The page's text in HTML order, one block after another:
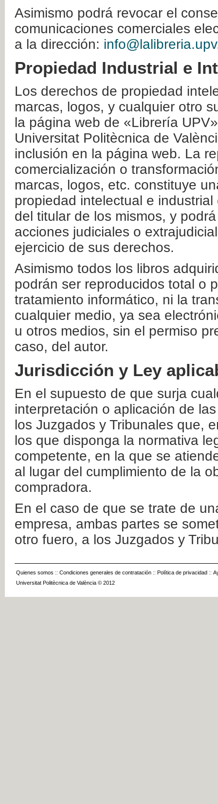
Asimismo podrá revocar el
comunicaciones comerciales
a la dirección:
Propiedad Industrial e
Los derechos de propiedad
marcas, logos, y cualquier otro
la página web de «Librería
Universitat Politècnica de
inclusión en la página web. La
comercialización o
marcas, logos, etc. constituye
propiedad intelectual e
del titular de los mismos, y
acciones judiciales o
ejercicio de sus derechos.
Asimismo todos los libros
podrán ser reproducidos total o
tratamiento informático, ni la
cualquier medio, ya sea
u otros medios, sin el permiso
caso, del autor.
Jurisdicción y Ley
En el supuesto de que surja
interpretación o aplicación de
los Juzgados y Tribunales que,
los que disponga la normativa
competente, en la que se
al lugar del cumplimiento de la
compradora.
En el caso de que se trate de
empresa, ambas partes se
otro fuero, a los Juzgados y
Quienes somos :: Condiciones generales de contratación :: Política de privacidad ::
Universitat Politècnica de València © 2012